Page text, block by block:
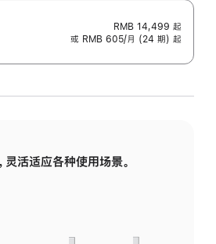
RMB 14,499 起
或 RMB 605/月 (24 期) 起
灵活适应各种使用场景。